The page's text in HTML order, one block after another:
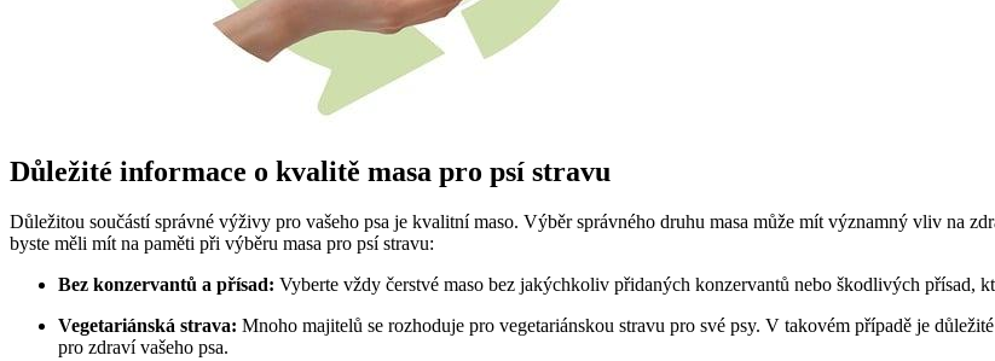
Důležité informace o kvalitě masa pro psí stravu
Důležitou součástí správné výživy pro vašeho psa je kvalitní maso. Výběr správného druhu masa může mít významný vliv na
byste měli mít na paměti při výběru masa pro psí stravu:
Bez konzervantů a přísad: Vyberte vždy čerstvé maso bez jakýchkoliv přidaných konzervantů nebo škodlivých přísad,
Vegetariánská strava: Mnoho majitelů se rozhoduje pro vegetariánskou stravu pro své psy. V takovém případě je
pro zdraví vašeho psa.